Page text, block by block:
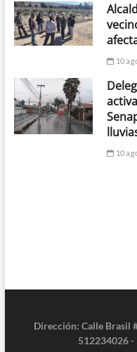
10
10
Dirección: Calle Brasil
512234026